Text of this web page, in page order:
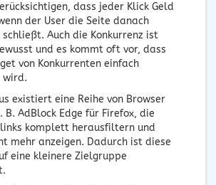
dass jeder Klick Geld
der User die Seite danach
Auch die Konkurrenz ist
und es kommt oft vor, dass
von Konkurrenten einfach
wird.
existiert eine Reihe von Browser
B. AdBlock Edge für Firefox, die
komplett herausfiltern und
mehr anzeigen. Dadurch ist diese
eine kleinere Zielgruppe